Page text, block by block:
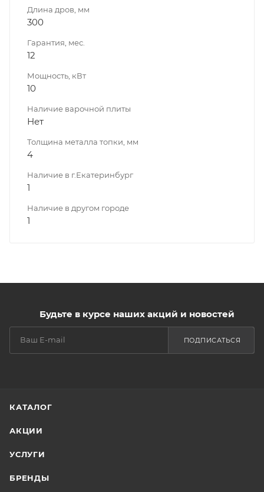
Длина дров, мм
300
Гарантия, мес.
12
Мощность, кВт
10
Наличие варочной плиты
Нет
Толщина металла топки, мм
4
Наличие в г.Екатеринбург
1
Наличие в другом городе
1
Будьте в курсе наших акций и новостей
ПОДПИСАТЬСЯ
КАТАЛОГ
АКЦИИ
УСЛУГИ
БРЕНДЫ